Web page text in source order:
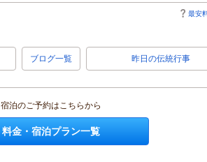
最安
ブログ一覧 昨日の伝統行事
宿泊のご予約はこちらから
料金・宿泊プラン一覧